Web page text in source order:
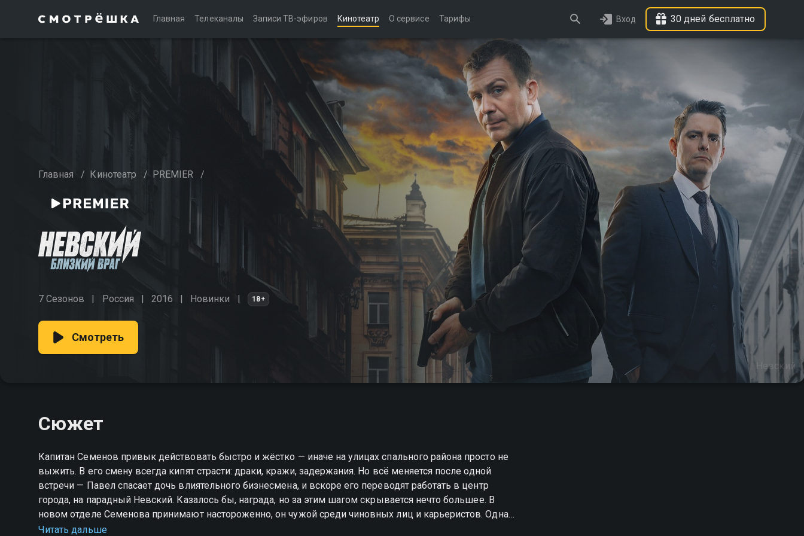
Главная Телеканалы Записи ТВ-эфиров Кинотеатр О сервисе Тарифы Вход 30 дней бесплатно
Главная / Кинотеатр / PREMIER /
7 Сезонов Россия 2016 Новинки 18+
Невский
Смотреть
Сюжет
Капитан Семенов привык действовать быстро и жёстко — иначе на улицах спального района просто не
выжить. В его смену всегда кипят страсти: драки, кражи, задержания. Но всё меняется после одной
встречи — Павел спасает дочь влиятельного бизнесмена, и вскоре его переводят работать в центр
города, на парадный Невский. Казалось бы, награда, но за этим шагом скрывается нечто большее. В
новом отделе Семенова принимают настороженно, он чужой среди чиновных лиц и карьеристов. Однако
капитан быстро замечает: за глянцем и костюмами прячутся игры, в которых он всего лишь пешка.
Читать дальше